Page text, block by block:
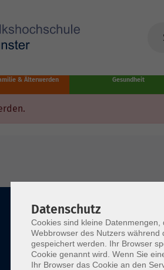
& Älterwerden Gesundheit
Volkshochschule
Datenschutz
Cookies sind kleine
Webbrowser des Nutzers
gespeichert werden. Ihr Browser
Cookie genannt wird. Wenn Sie
Ihr Browser das Cookie an den